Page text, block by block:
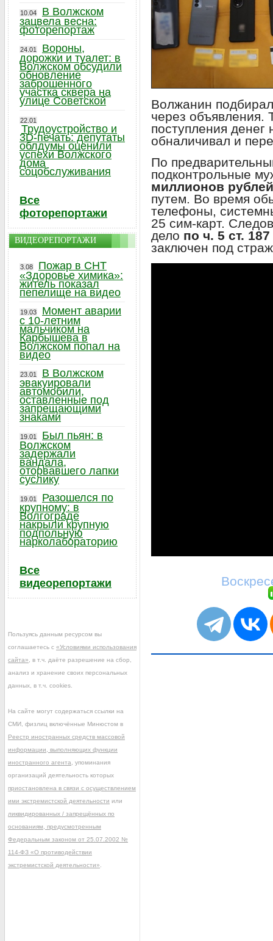
Волжанин
через объявления.
поступления денег
обналичивал и
По
подконтрольные
миллионов рублей
путем. Во время
телефоны,
25 сим-карт.
дело по ч. 5 ст.
заключен под
10.04
В Волжском
зацвела весна:
фоторепортаж
24.01
Вороны,
дорожки и туалет: в
Волжском обсудили
обновление
заброшенного
участка сквера на
улице Советской
22.01
Трудоустройство и
3D-печать: депутаты
облдумы оценили
успехи Волжского
дома
соцобслуживания
Все
фоторепортажи
ВИДЕОРЕПОРТАЖИ
3.08
Пожар в СНТ
«Здоровье химика»:
житель показал
пепелище на видео
19.03
Момент аварии
с 10-летним
мальчиком на
Карбышева в
Волжском попал на
видео
23.01
В Волжском
эвакуировали
автомобили,
оставленные под
запрещающими
знаками
19.01
Был пьян: в
Волжском
задержали
вандала,
оторвавшего лапки
суслику
19.01
Разошелся по
крупному: в
Волгограде
накрыли крупную
подпольную
нарколабораторию
Все
видеорепортажи
Пользуясь данным ресурсом вы
соглашаетесь с «Условиями использования
сайта» , в т.ч. даёте разрешение на сбор,
анализ и хранение своих персональных
данных, в т.ч. cookies.
На сайте могут содержаться ссылки на
СМИ, физлиц включённые Минюстом в
Реестр иностранных средств массовой
информации, выполняющих функции
иностранного агента , упоминания
организаций деятельность которых
приостановлена в связи с осуществлением
ими экстремистской деятельности или
ликвидированных / запрещённых по
основаниям, предусмотренным
Федеральным законом от 25.07.2002 №
114-ФЗ «О противодействии
экстремистской деятельности»